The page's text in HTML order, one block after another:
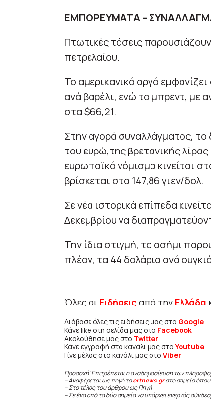
ΕΜΠΟΡΕΥΜΑΤΑ –
Πτωτικές τάσεις
πετρελαίου.
Το αμερικανικό αργό
ανά βαρέλι, ενώ το μπρεντ, με
στα $66,21.
Στην αγορά συναλλάγματος, το
του ευρώ,της βρετανικής λίρας
ευρωπαϊκό νόμισμα κινείται
βρίσκεται στα 147,86 γιεν/δολ.
Σε νέα ιστορικά επίπεδα
Δεκεμβρίου να
Την ίδια στιγμή, το ασήμι
πλέον, τα 44 δολάρια ανά
Όλες οι Ειδήσεις από την Ελλάδα
Διάβασε όλες τις ειδήσεις μας στο Google
Κάνε like στη σελίδα μας στο Facebook
Ακολούθησε μας στο Twitter
Κάνε εγγραφή στο κανάλι μας στοYoutube
Γίνε μέλος στο κανάλι μας στο Viber
Προσοχή! Επιτρέπεται η αναδημοσίευση των
– Αναφέρεται ως πηγή τοertnews.gr στο σημείο
– Στο τέλος του άρθρου ως Πηγή
– Σε ένα από τα δύο σημεία να υπάρχει ενεργός